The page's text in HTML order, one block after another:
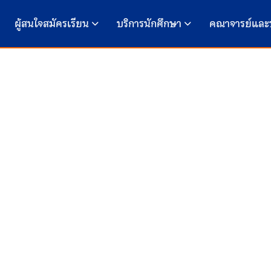
ผู้สนใจสมัครเรียน บริการนักศึกษา คณาจารย์แล